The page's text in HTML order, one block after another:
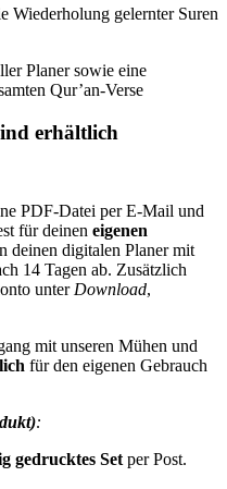
Wiederholung gelernter Suren
Planer sowie eine
Qur’an-Verse
erhältlich
PDF-Datei per E-Mail und
für deinen eigenen
deinen digitalen Planer mit
14 Tagen ab. Zusätzlich
unter Download,
mit unseren Mühen und
für den eigenen Gebrauch
:
gedrucktes Set per Post.